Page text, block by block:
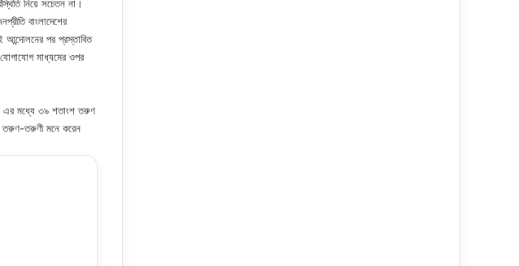
নিয়ে সচেতন না।
বাংলাদেশের
পর প্রস্তাবিত
মাধ্যমের ওপর
এর মধ্যে ৩৯ শতাংশ তরুণ
তরুণ-তরুণী মনে করেন